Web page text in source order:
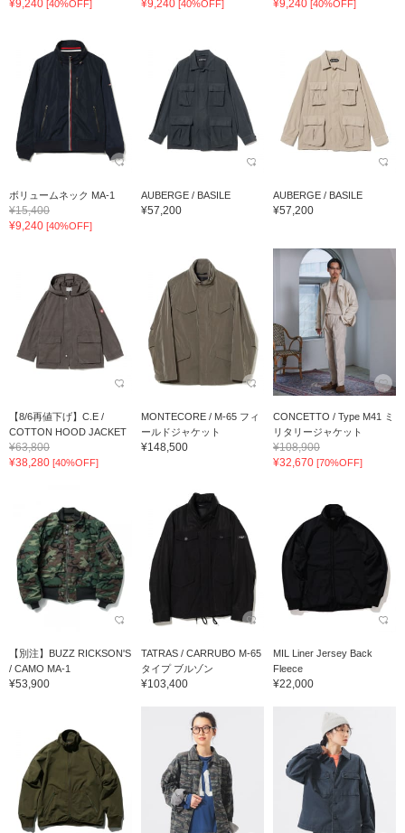
¥9,240 [40%OFF] ¥9,240 [40%OFF] ¥9,240 [40%OFF]
ボリュームネック MA-1
¥15,400
¥9,240 [40%OFF]
AUBERGE / BASILE
¥57,200
AUBERGE / BASILE
¥57,200
【8/6再値下げ】C.E /
COTTON HOOD JACKET
¥63,800
¥38,280 [40%OFF]
MONTECORE / M-65 フィ
ールドジャケット
¥148,500
CONCETTO / Type M41 ミ
リタリージャケット
¥108,900
¥32,670 [70%OFF]
【別注】BUZZ RICKSON'S
/ CAMO MA-1
¥53,900
TATRAS / CARRUBO M-65
タイプ ブルゾン
¥103,400
MIL Liner Jersey Back
Fleece
¥22,000